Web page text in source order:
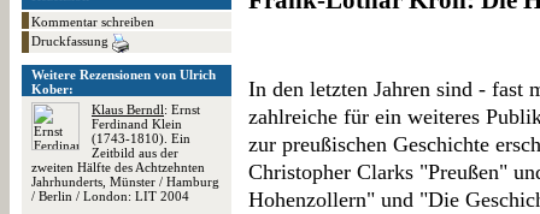
Kommentar schreiben
Druckfassung
Weitere Rezensionen von Ulrich
Kober:
Klaus Berndl: Ernst
Ferdinand Klein
(1743-1810). Ein
Zeitbild aus der
zweiten Hälfte des Achtzehnten
Jahrhunderts, Münster / Hamburg
/ Berlin / London: LIT 2004
In den letzten Jahren sind - fast
zahlreiche für ein weiteres
zur preußischen Geschichte
Christopher Clarks "Preußen"
Hohenzollern" und "Die